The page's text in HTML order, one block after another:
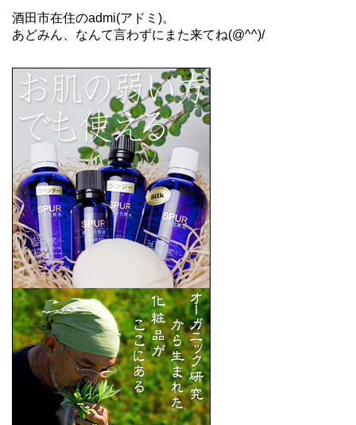
酒田市在住のadmi(アドミ)。
あどみん、なんて言わずにまた来てね(@^^)/